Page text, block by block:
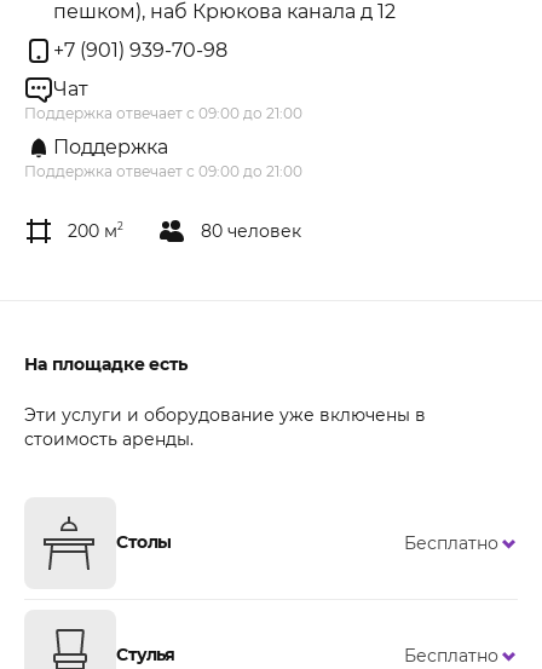
пешком), наб Крюкова канала д 12
+7 (901) 939-70-98
Чат
Поддержка отвечает с 09:00 до 21:00
Поддержка
Поддержка отвечает с 09:00 до 21:00
200 м2 80 человек
На площадке есть
Эти услуги и оборудование уже включены в
стоимость аренды.
Столы Бесплатно
Стулья Бесплатно